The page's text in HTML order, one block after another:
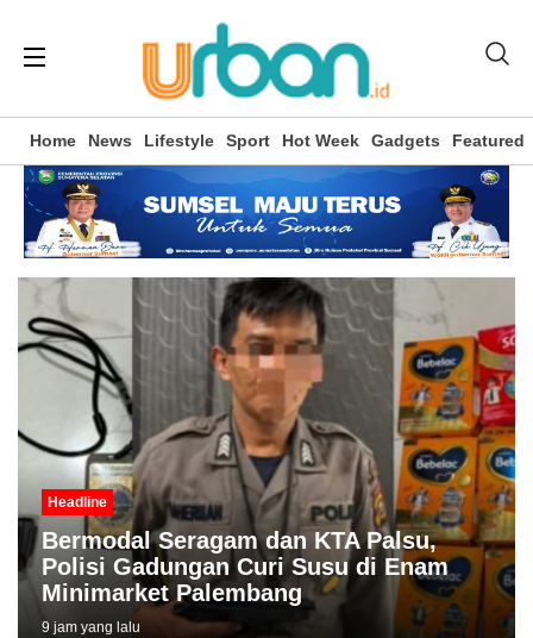
Home News Lifestyle Sport Hot Week Gadgets Featured
Headline
Bermodal Seragam dan KTA Palsu,
Polisi Gadungan Curi Susu di Enam
Minimarket Palembang
9 jam yang lalu